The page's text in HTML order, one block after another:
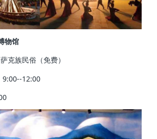
物馆
克族民俗（免费）
9:00--12:00